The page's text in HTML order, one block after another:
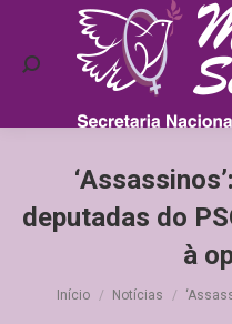
Search:
deputadas do
à
Você está aqui:
Início Notícias